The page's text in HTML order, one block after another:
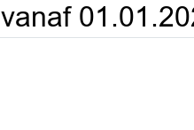
vanaf